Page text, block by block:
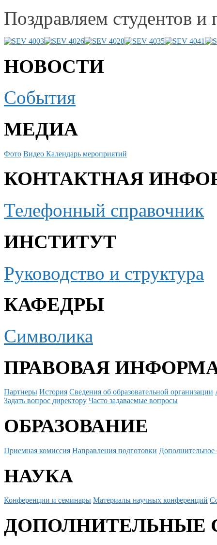
Поздравляем студентов и
НОВОСТИ
События
МЕДИА
Фото Видео Календарь мероприятий
КОНТАКТНАЯ
Телефонный справочник
ИНСТИТУТ
Руководство и структура
КАФЕДРЫ
Символика
ПРАВОВАЯ
Партнеры История Сведения об образовательной организации
Задать вопрос директору Часто задаваемые вопросы
ОБРАЗОВАНИЕ
Приемная комиссия Направления подготовки Дополнительное
НАУКА
Конференции и семинары Материалы научных конференций
ДОПОЛНИТЕЛЬНЫЕ